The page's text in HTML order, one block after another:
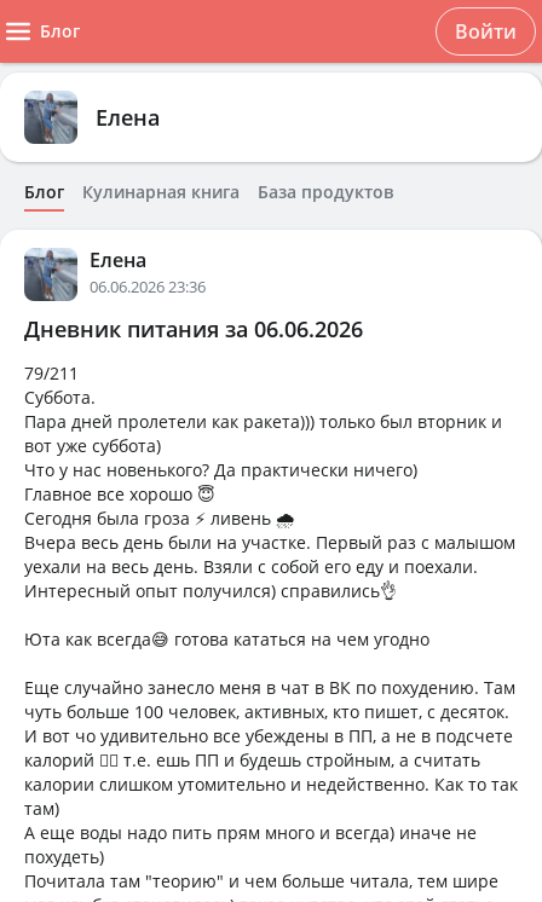
Блог Войти
Елена
Блог Кулинарная книга База продуктов
Елена
06.06.2026 23:36
Дневник питания за 06.06.2026
79/211
Суббота.
Пара дней пролетели как ракета))) только был вторник и
вот уже суббота)
Что у нас новенького? Да практически ничего)
Главное все хорошо 😇
Сегодня была гроза ⚡ ливень 🌧
Вчера весь день были на участке. Первый раз с малышом
уехали на весь день. Взяли с собой его еду и поехали.
Интересный опыт получился) справились👌
Юта как всегда😅 готова кататься на чем угодно
Еще случайно занесло меня в чат в ВК по похудению. Там
чуть больше 100 человек, активных, кто пишет, с десяток.
И вот чо удивительно все убеждены в ПП, а не в подсчете
калорий 🤷‍♀️ т.е. ешь ПП и будешь стройным, а считать
калории слишком утомительно и недейственно. Как то так
там)
А еще воды надо пить прям много и всегда) иначе не
похудеть)
Почитала там "теорию" и чем больше читала, тем шире